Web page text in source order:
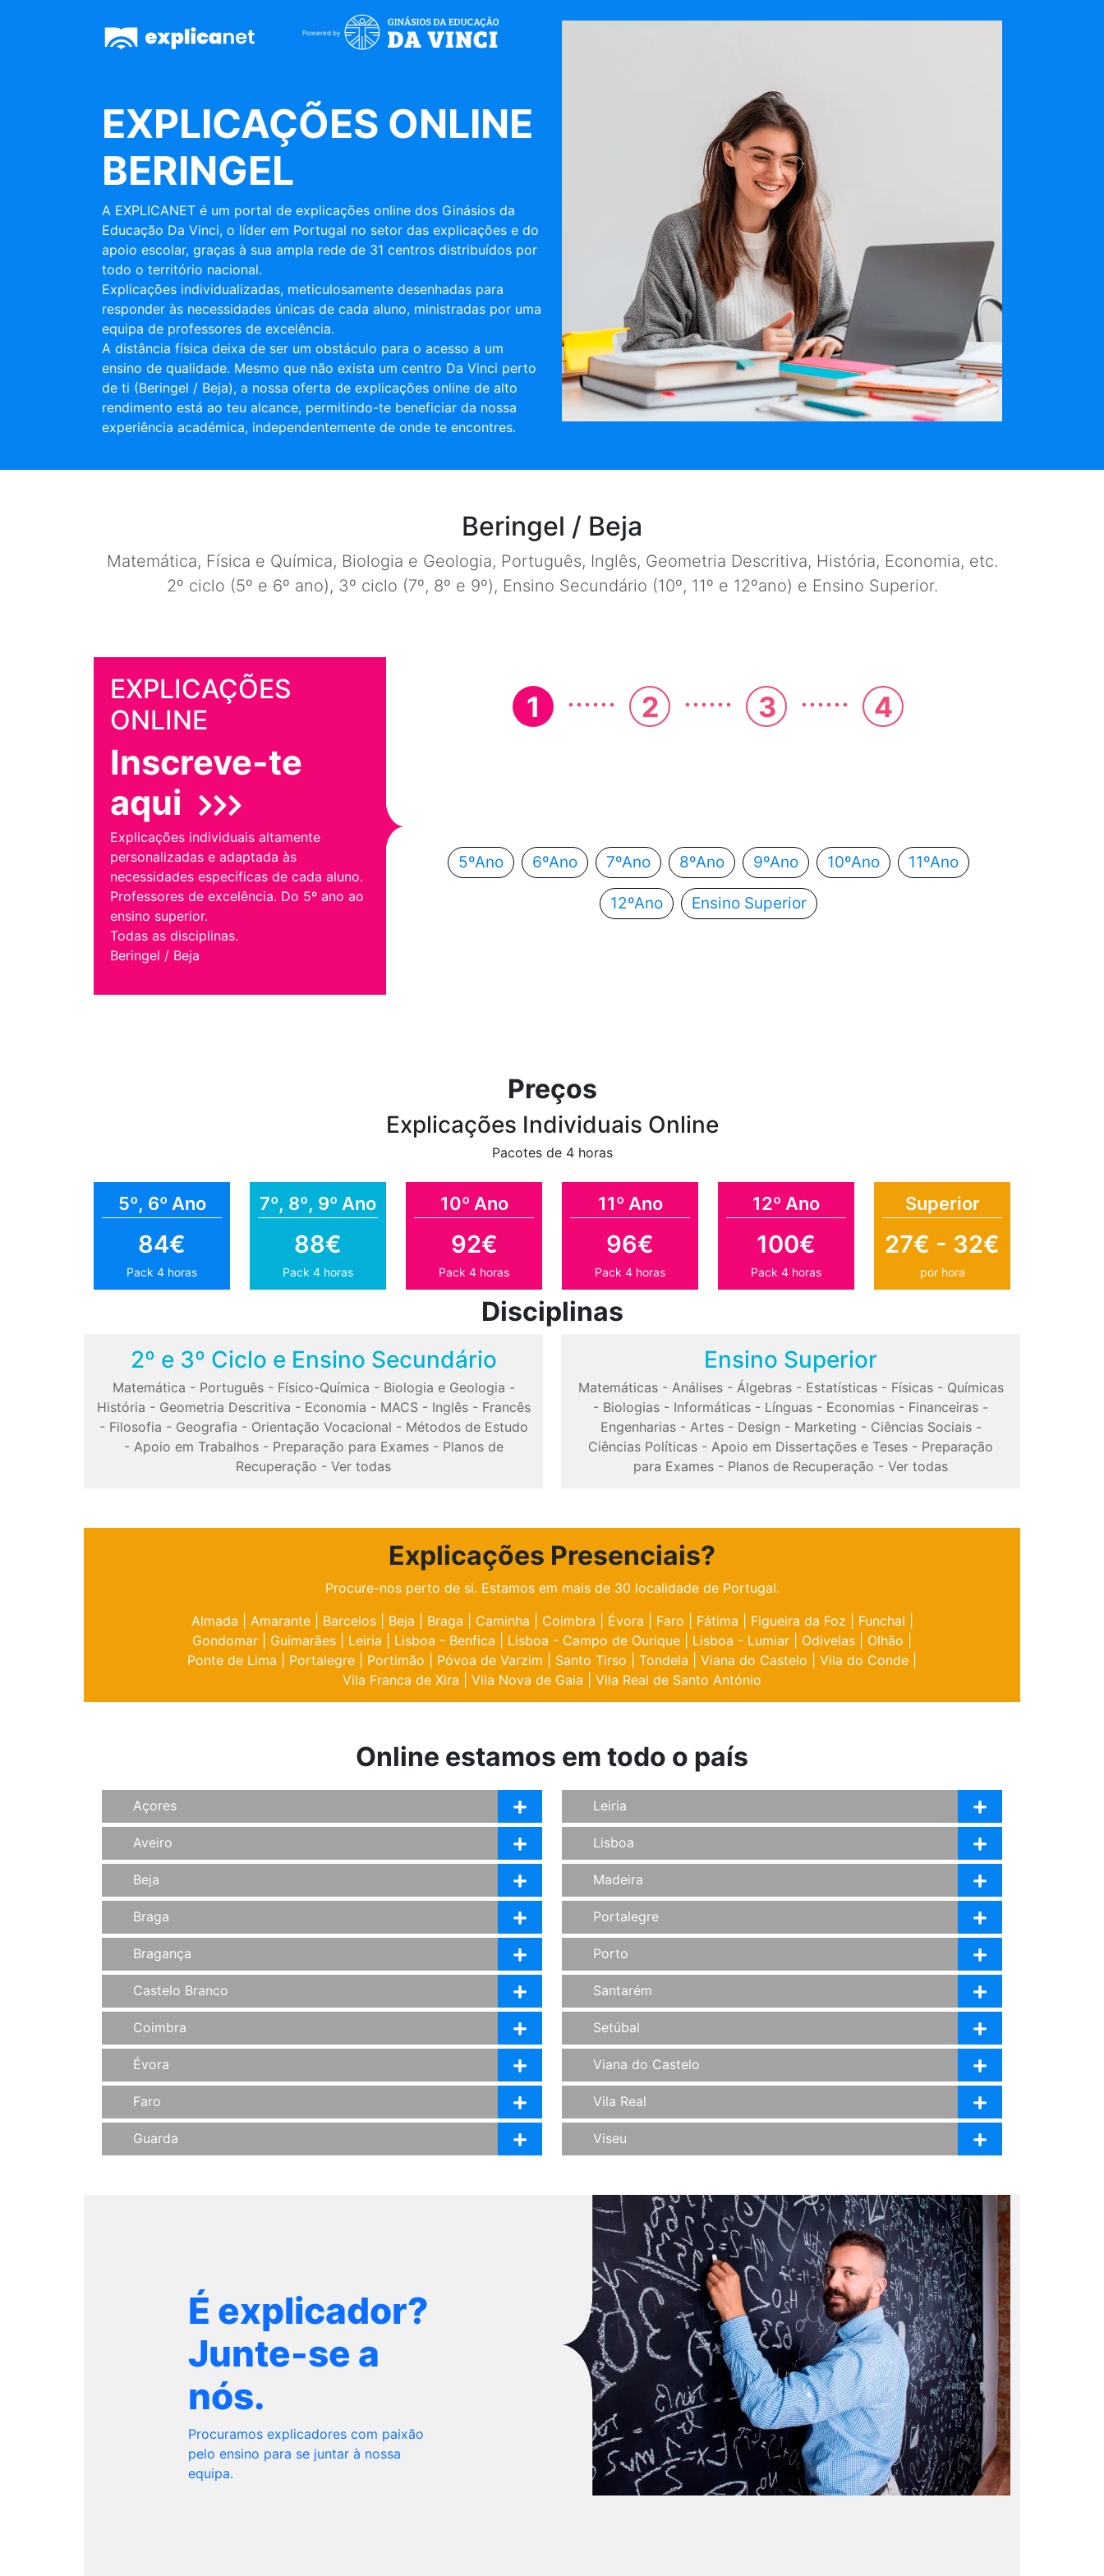
Powered by
EXPLICAÇÕES ONLINE
BERINGEL
A EXPLICANET é um portal de explicações online dos Ginásios da
Educação Da Vinci, o líder em Portugal no setor das explicações e do
apoio escolar, graças à sua ampla rede de 31 centros distribuídos por
todo o território nacional.
Explicações individualizadas, meticulosamente desenhadas para
responder às necessidades únicas de cada aluno, ministradas por uma
equipa de professores de excelência.
A distância física deixa de ser um obstáculo para o acesso a um
ensino de qualidade. Mesmo que não exista um centro Da Vinci perto
de ti (Beringel / Beja), a nossa oferta de explicações online de alto
rendimento está ao teu alcance, permitindo-te beneficiar da nossa
experiência académica, independentemente de onde te encontres.
Beringel / Beja
Matemática, Física e Química, Biologia e Geologia, Português, Inglês, Geometria Descritiva, História, Economia, etc.
2º ciclo (5º e 6º ano), 3º ciclo (7º, 8º e 9º), Ensino Secundário (10º, 11º e 12ºano) e Ensino Superior.
EXPLICAÇÕES
ONLINE
Inscreve-te
aqui
Explicações individuais altamente
personalizadas e adaptada às
necessidades específicas de cada aluno.
Professores de excelência. Do 5º ano ao
ensino superior.
Todas as disciplinas.
Beringel / Beja
1 ...... 2 ...... 3 ...... 4
5ºAno 6ºAno 7ºAno 8ºAno 9ºAno 10ºAno 11ºAno
12ºAno Ensino Superior
Preços
Explicações Individuais Online
Pacotes de 4 horas
5º, 6º Ano
84€
Pack 4 horas
7º, 8º, 9º Ano
88€
Pack 4 horas
10º Ano
92€
Pack 4 horas
11º Ano
96€
Pack 4 horas
12º Ano
100€
Pack 4 horas
Superior
27€ - 32€
por hora
Disciplinas
2º e 3º Ciclo e Ensino Secundário
Matemática - Português- Físico-Química - Biologia e Geologia -
História - Geometria Descritiva - Economia - MACS- Inglês- Francês
- Filosofia - Geografia - Orientação Vocacional - Métodos de Estudo
- Apoio em Trabalhos- Preparação para Exames- Planos de
Recuperação - Ver todas
Ensino Superior
Matemáticas- Análises- Álgebras- Estatísticas- Físicas- Químicas
- Biologias - Informáticas - Línguas - Economias - Financeiras -
Engenharias- Artes- Design - Marketing - Ciências Sociais-
Ciências Políticas - Apoio em Dissertações e Teses - Preparação
para Exames - Planos de Recuperação - Ver todas
Explicações Presenciais?
Procure-nos perto de si. Estamos em mais de 30 localidade de Portugal.
Almada
Amarante Barcelos Beja Braga Caminha Coimbra Évora Faro Fátima Figueira da Foz Funchal
Gondomar
Guimarães Leiria Lisboa - Benfica Lisboa - Campo de Ourique Lisboa - Lumiar Odivelas Olhão
Ponte de Lima
Portalegre Portimão Póvoa de Varzim Santo Tirso Tondela Viana do Castelo Vila do Conde
Vila Franca de Xira
Vila Nova de Gaia Vila Real de Santo António
Online estamos em todo o país
Açores
Aveiro
Beja
Braga
Bragança
Castelo Branco
Coimbra
Évora
Faro
Guarda
Leiria
Lisboa
Madeira
Portalegre
Porto
Santarém
Setúbal
Viana do Castelo
Vila Real
Viseu
É explicador?
Junte-se a
nós.
Procuramos explicadores com paixão
pelo ensino para se juntar à nossa
equipa.